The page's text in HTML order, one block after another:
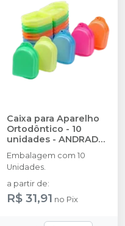
Caixa para Aparelho
Ortodôntico - 10
unidades - ANDRADE
GOMES
Embalagem com 10
Unidades.
a partir de:
R$ 31,91 no Pix